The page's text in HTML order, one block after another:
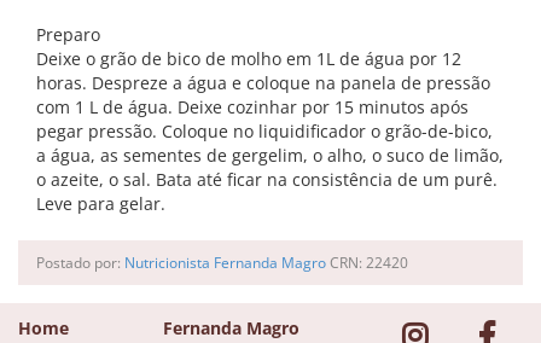
Preparo
Deixe o grão de bico de molho em 1L de água por 12
horas. Despreze a água e coloque na panela de pressão
com 1 L de água. Deixe cozinhar por 15 minutos após
pegar pressão. Coloque no liquidificador o grão-de-bico,
a água, as sementes de gergelim, o alho, o suco de limão,
o azeite, o sal. Bata até ficar na consistência de um purê.
Leve para gelar.
Postado por: Nutricionista Fernanda MagroCRN: 22420
Home
Fernanda Magro